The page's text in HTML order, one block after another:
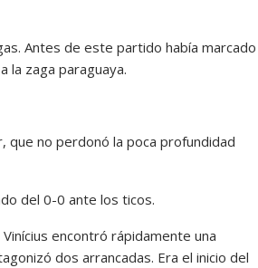
Antes de este partido había marcado
la zaga paraguaya.
que no perdonó la poca profundidad
del 0-0 ante los ticos.
encontró rápidamente una
dos arrancadas. Era el inicio del